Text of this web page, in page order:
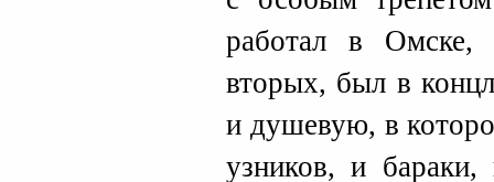
работал в
вторых, был в
и душевую, в
узников, и